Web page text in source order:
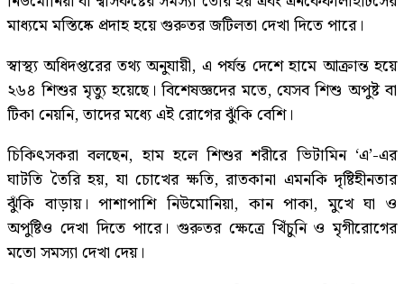
মাধ্যমে মস্তিষ্কে প্রদাহ হয়ে গুরুতর জটিলতা দেখা দিতে পারে।
স্বাস্থ্য অধিদপ্তরের তথ্য অনুযায়ী, এ পর্যন্ত দেশে হামে আক্রান্ত হয়ে
২৬৪ শিশুর মৃত্যু হয়েছে। বিশেষজ্ঞদের মতে, যেসব শিশু অপুষ্ট বা
টিকা নেয়নি, তাদের মধ্যে এই রোগের ঝুঁকি বেশি।
চিকিৎসকরা বলছেন, হাম হলে শিশুর শরীরে ভিটামিন ‘এ’-এর
ঘাটতি তৈরি হয়, যা চোখের ক্ষতি, রাতকানা এমনকি দৃষ্টিহীনতার
ঝুঁকি বাড়ায়। পাশাপাশি নিউমোনিয়া, কান পাকা, মুখে ঘা ও
অপুষ্টিও দেখা দিতে পারে। গুরুতর ক্ষেত্রে খিঁচুনি ও মৃগীরোগের
মতো সমস্যা দেখা দেয়।